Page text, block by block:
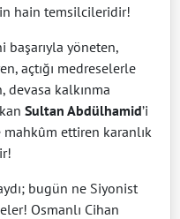
hain temsilcileridir!
başarıyla yöneten,
açtığı medreselerle
devasa kalkınma
Sultan Abdülhamid’i
mahkûm ettiren karanlık
bugün ne Siyonist
Osmanlı Cihan